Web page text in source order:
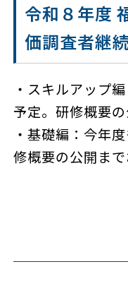
令和８年度
価調査者継
・スキルアップ
予定。研修概要
・ 基礎編： 今年
修概要の公開まで